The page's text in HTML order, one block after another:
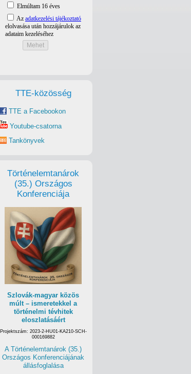
TTE-közösség
TTE a Facebookon
Youtube-csatorna
Tankönyvek
Történelemtanárok
(35.) Országos
Konferenciája
Szlovák-magyar közös
múlt – ismeretekkel a
történelmi tévhitek
eloszlatásáért
Projektszám: 2023-2-HU01-KA210-SCH-
000169882
A Történelemtanárok (35.)
Országos Konferenciájának
állásfoglalása